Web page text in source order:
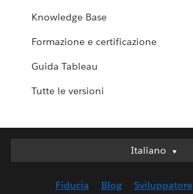
Knowledge Base
Formazione e certificazione
Guida Tableau
Tutte le versioni
Italiano
Italiano
English (UK)
Fiducia Blog Sviluppatore